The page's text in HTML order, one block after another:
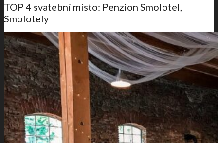
TOP 4 svatební místo: Penzion Smolotel,
Smolotely